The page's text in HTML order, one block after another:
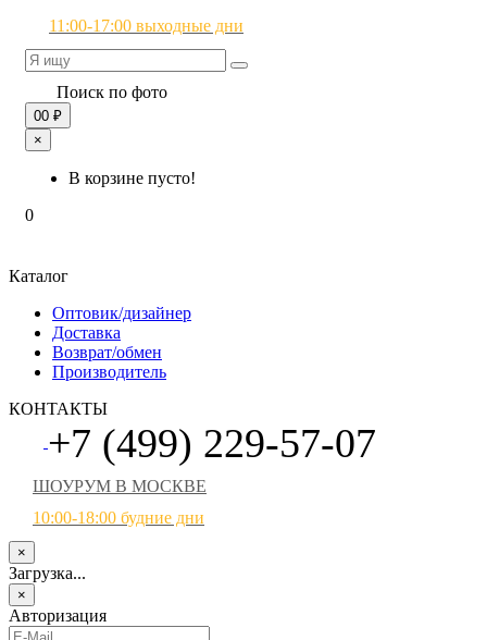
11:00-17:00 выходные дни
Поиск по фото
00 ₽
×
В корзине пусто!
0
Каталог
Оптовик/дизайнер
Доставка
Возврат/обмен
Производитель
КОНТАКТЫ
+7 (499) 229-57-07
ШОУРУМ В МОСКВЕ
10:00-18:00 будние дни
×
Загрузка...
×
Авторизация